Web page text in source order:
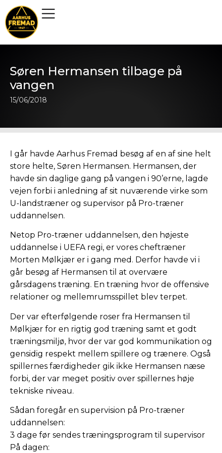
Søren Hermansen tilbage på
vangen
15/06/2018
I går havde Aarhus Fremad besøg af en af sine helt
store helte, Søren Hermansen. Hermansen, der
havde sin daglige gang på vangen i 90’erne, lagde
vejen forbi i anledning af sit nuværende virke som
U-landstræner og supervisor på Pro-træner
uddannelsen.
Netop Pro-træner uddannelsen, den højeste
uddannelse i UEFA regi, er vores cheftræner
Morten Mølkjær er i gang med. Derfor havde vi i
går besøg af Hermansen til at overvære
gårsdagens træning. En træning hvor de offensive
relationer og mellemrumsspillet blev terpet.
Der var efterfølgende roser fra Hermansen til
Mølkjær for en rigtig god træning samt et godt
træningsmiljø, hvor der var god kommunikation og
gensidig respekt mellem spillere og trænere. Også
spillernes færdigheder gik ikke Hermansen næse
forbi, der var meget positiv over spillernes høje
tekniske niveau.
Sådan foregår en supervision på Pro-træner
uddannelsen:
3 dage før sendes træningsprogram til supervisor
På dagen: